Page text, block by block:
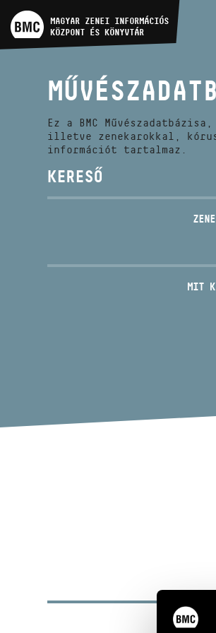
MAGYAR ZENEI INFORMÁCIÓS
KÖZPONT ÉS KÖNYVTÁR
MŰVÉSZADATBÁZIS
ZENEI KÖNYVTÁR,
KATALÓGUS
Ez a BMC
illetve zenekarokkal,
információt tartalmaz.
KERESŐ
MIT